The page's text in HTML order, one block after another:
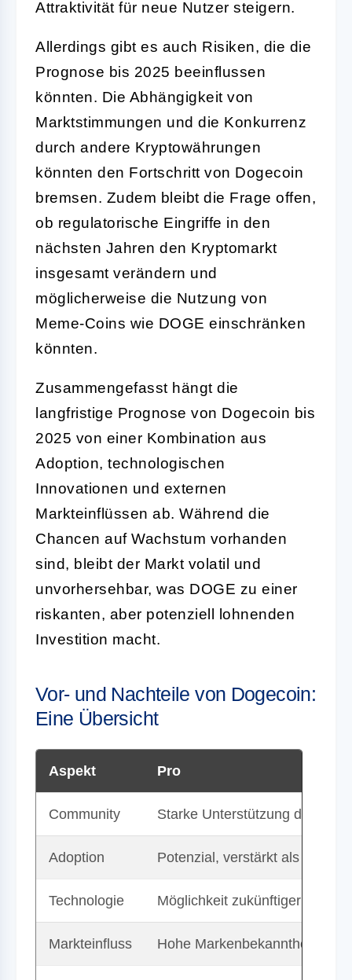
Attraktivität für neue Nutzer steigern.
Allerdings gibt es auch Risiken, die die
Prognose bis 2025 beeinflussen
könnten. Die Abhängigkeit von
Marktstimmungen und die Konkurrenz
durch andere Kryptowährungen
könnten den Fortschritt von Dogecoin
bremsen. Zudem bleibt die Frage offen,
ob regulatorische Eingriffe in den
nächsten Jahren den Kryptomarkt
insgesamt verändern und
möglicherweise die Nutzung von
Meme-Coins wie DOGE einschränken
könnten.
Zusammengefasst hängt die
langfristige Prognose von Dogecoin bis
2025 von einer Kombination aus
Adoption, technologischen
Innovationen und externen
Markteinflüssen ab. Während die
Chancen auf Wachstum vorhanden
sind, bleibt der Markt volatil und
unvorhersehbar, was DOGE zu einer
riskanten, aber potenziell lohnenden
Investition macht.
Vor- und Nachteile von Dogecoin:
Eine Übersicht
Aspekt Pro
Community Starke Unterstützung durch
Adoption Potenzial, verstärkt als
Technologie Möglichkeit zukünftiger
Markteinfluss Hohe Markenbekanntheit